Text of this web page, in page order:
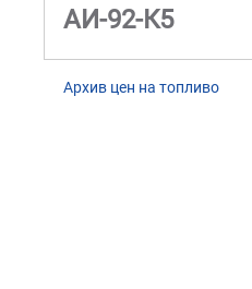
АИ-92-К5
Архив цен на топливо